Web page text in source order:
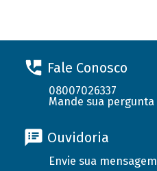
Fale Conosco
08007026337
Mande sua pergunta
Ouvidoria
Envie sua mensagem